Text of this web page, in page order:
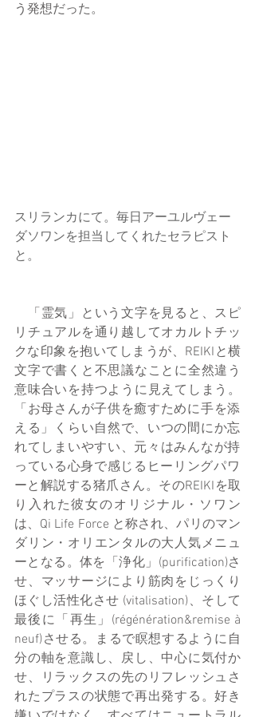
う発想だった。
スリランカにて。毎日アーユルヴェー
ダソワンを担当してくれたセラピスト
と。
「霊気」という文字を見ると、スピ
リチュアルを通り越してオカルトチッ
クな印象を抱いてしまうが、REIKIと横
文字で書くと不思議なことに全然違う
意味合いを持つように見えてしまう。
「お母さんが子供を癒すために手を添
える」くらい自然で、いつの間にか忘
れてしまいやすい、元々はみんなが持
っている心身で感じるヒーリングパワ
ーと解説する猪爪さん。そのREIKIを取
り入れた彼女のオリジナル・ソワン
は、Qi Life Force と称され、パリのマン
ダリン・オリエンタルの大人気メニュ
ーとなる。体を「浄化」(purification)さ
せ、マッサージにより筋肉をじっくり
ほぐし活性化させ (vitalisation)、そして
最後に「再生」(régénération&remise à
neuf)させる。まるで瞑想するように自
分の軸を意識し、戻し、中心に気付か
せ、リラックスの先のリフレッシュさ
れたプラスの状態で再出発する。好き